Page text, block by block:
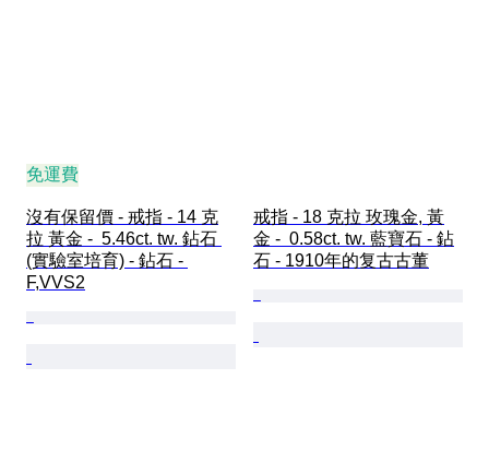
免運費
沒有保留價 - 戒指 - 14 克
拉 黃金 -  5.46ct. tw. 鉆石
(實驗室培育) - 鉆石 -
F,VVS2
戒指 - 18 克拉 玫瑰金, 黃
金 -  0.58ct. tw. 藍寶石 - 鉆
石 - 1910年的复古古董